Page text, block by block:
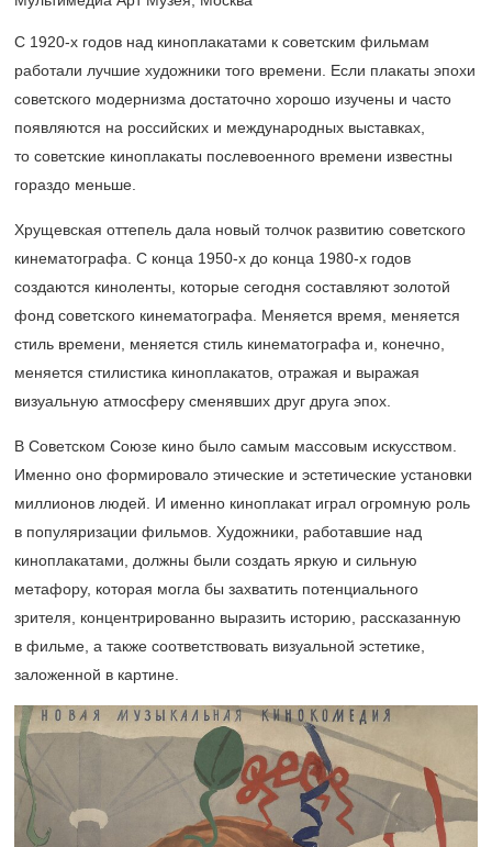
С 1920-х годов над киноплакатами к советским фильмам
работали лучшие художники того времени. Если плакаты эпохи
советского модернизма достаточно хорошо изучены и часто
появляются на российских и международных выставках,
то советские киноплакаты послевоенного времени известны
гораздо меньше.
Хрущевская оттепель дала новый толчок развитию советского
кинематографа. С конца 1950-х до конца 1980-х годов
создаются киноленты, которые сегодня составляют золотой
фонд советского кинематографа. Меняется время, меняется
стиль времени, меняется стиль кинематографа и, конечно,
меняется стилистика киноплакатов, отражая и выражая
визуальную атмосферу сменявших друг друга эпох.
В Советском Союзе кино было самым массовым искусством.
Именно оно формировало этические и эстетические установки
миллионов людей. И именно киноплакат играл огромную роль
в популяризации фильмов. Художники, работавшие над
киноплакатами, должны были создать яркую и сильную
метафору, которая могла бы захватить потенциального
зрителя, концентрированно выразить историю, рассказанную
в фильме, а также соответствовать визуальной эстетике,
заложенной в картине.